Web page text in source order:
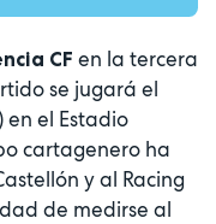
CF en la tercera
se jugará el
en el Estadio
cartagenero ha
y al Racing
de medirse al